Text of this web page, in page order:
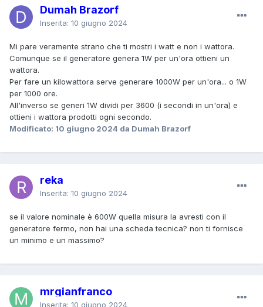
Dumah Brazorf
Inserita: 10 giugno 2024
Mi pare veramente strano che ti mostri i watt e non i wattora.
Comunque se il generatore genera 1W per un'ora ottieni un
wattora.
Per fare un kilowattora serve generare 1000W per un'ora... o 1W
per 1000 ore.
All'inverso se generi 1W dividi per 3600 (i secondi in un'ora) e
ottieni i wattora prodotti ogni secondo.
Modificato: 10 giugno 2024 da Dumah Brazorf
reka
Inserita: 10 giugno 2024
se il valore nominale è 600W quella misura la avresti con il
generatore fermo, non hai una scheda tecnica? non ti fornisce
un minimo e un massimo?
mrgianfranco
Inserita: 10 giugno 2024